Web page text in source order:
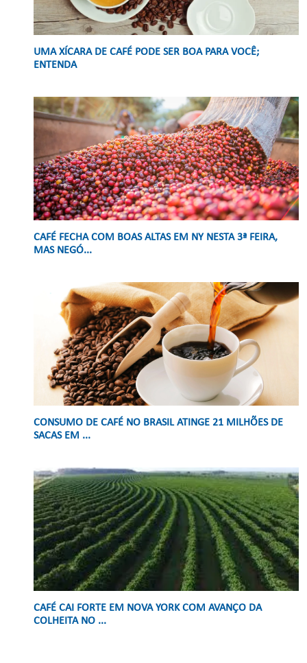
UMA XÍCARA DE CAFÉ PODE SER BOA PARA VOCÊ;
ENTENDA
CAFÉ FECHA COM BOAS ALTAS EM NY NESTA 3ª FEIRA,
MAS NEGÓ...
CONSUMO DE CAFÉ NO BRASIL ATINGE 21 MILHÕES DE
SACAS EM ...
CAFÉ CAI FORTE EM NOVA YORK COM AVANÇO DA
COLHEITA NO ...